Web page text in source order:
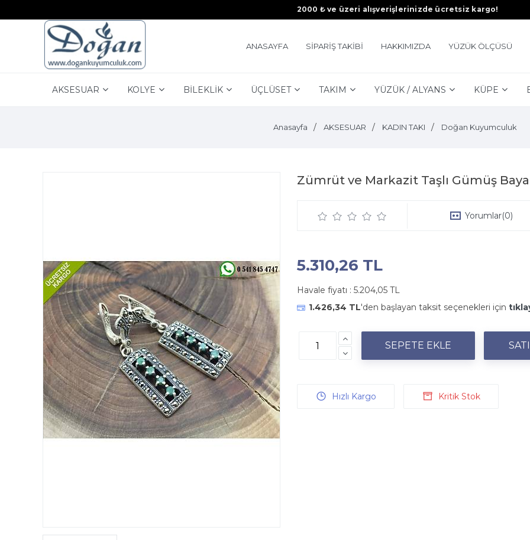
2000 ₺ ve üzeri alışverişlerinizde ücretsiz kargo!
ANASAYFA SİPARİŞ TAKİBİ HAKKIMIZDA YÜZÜK ÖLÇÜSÜ
AKSESUAR KOLYE BİLEKLİK ÜÇLÜSET TAKIM YÜZÜK / ALYANS KÜPE
Anasayfa AKSESUAR KADIN TAKI Doğan Kuyumculuk
Zümrüt ve Markazit Taşlı Gümüş
Yorumlar(0)
5.310,26 TL
Havale fiyatı : 5.204,05 TL
1.426,34 TL'den başlayan taksit seçenekleri için